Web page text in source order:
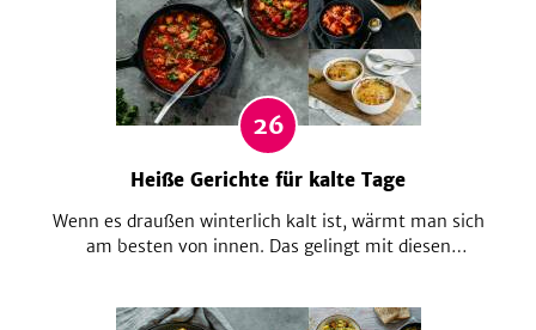
viel Vitamin C enthalten.
26
Heiße Gerichte für kalte Tage
Wenn es draußen winterlich kalt ist, wärmt man sich
am besten von innen. Das gelingt mit diesen